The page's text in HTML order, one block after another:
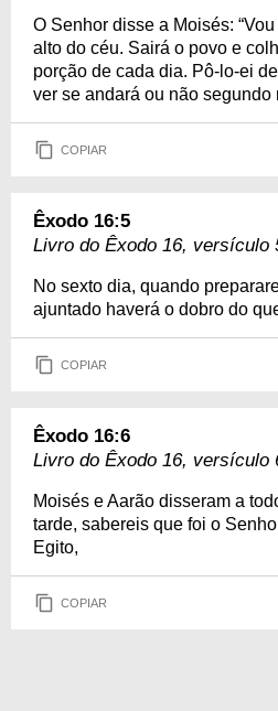
O Senhor disse a Moisés:
alto do céu. Sairá o povo e
porção de cada dia. Pô-lo-ei
ver se andará ou não segundo
COPIAR
Êxodo 16:5
Livro do Êxodo 16, versículo
No sexto dia, quando
ajuntado haverá o dobro do
COPIAR
Êxodo 16:6
Livro do Êxodo 16, versículo
Moisés e Aarão disseram a
tarde, sabereis que foi o
Egito,
COPIAR